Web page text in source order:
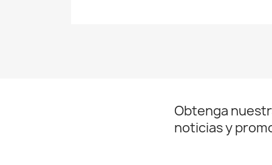
Obtenga
noticias y